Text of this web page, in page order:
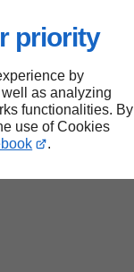
priority
by
as analyzing
functionalities. By
use of Cookies
.